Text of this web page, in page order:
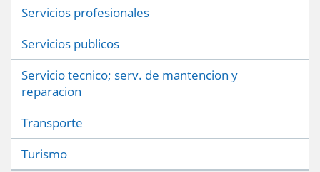
Servicios profesionales
Servicios publicos
Servicio tecnico; serv. de mantencion y
reparacion
Transporte
Turismo